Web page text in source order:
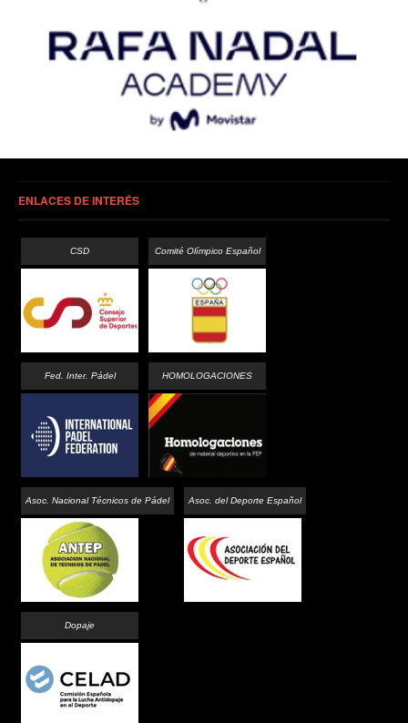
ENLACES DE INTERÉS
CSD Comité Olímpico Español
Fed. Inter. Pádel HOMOLOGACIONES
Asoc. Nacional Técnicos de Pádel Asoc. del Deporte Español
Dopaje